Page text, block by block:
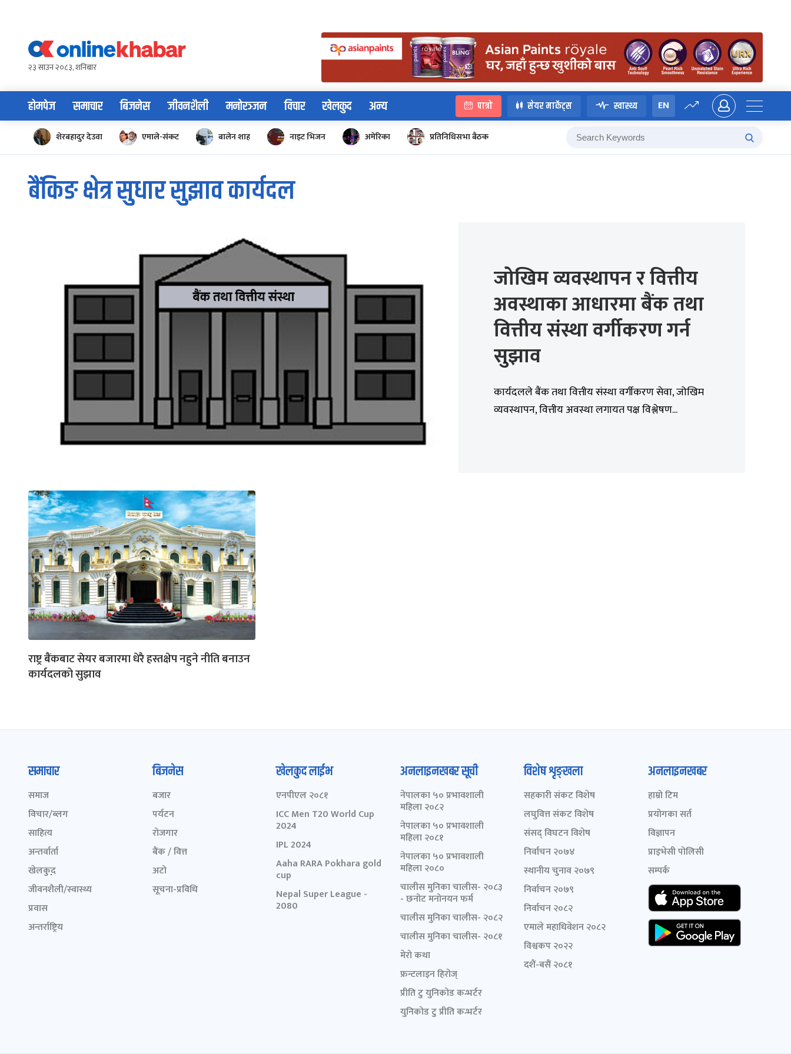
content२३ साउन २०८३, शनिबार
होमपेज समाचार बिजनेस जीवनशैली मनोरञ्जन विचार खेलकुद अन्य पात्रो सेयर मार्केट्स स्वास्थ्य EN
शेरबहादुर देउवा एमाले-संकट बालेन शाह नाइट भिजन अमेरिका प्रतिनिधिसभा बैठक
बैंकिङ क्षेत्र सुधार सुझाव कार्यदल
जोखिम व्यवस्थापन र वित्तीय
अवस्थाका आधारमा बैंक तथा
वित्तीय संस्था वर्गीकरण गर्न
सुझाव
कार्यदलले बैंक तथा वित्तीय संस्था वर्गीकरण सेवा, जोखिम
व्यवस्थापन, वित्तीय अवस्था लगायत पक्ष विश्लेषण...
राष्ट्र बैंकबाट सेयर बजारमा धेरै हस्तक्षेप नहुने नीति बनाउन
कार्यदलको सुझाव
समाचार
समाज
विचार/ब्लग
साहित्य
अन्तर्वार्ता
खेलकुद़़
जीवनशैली/स्वास्थ्य
प्रवास
अन्तर्राष्ट्रिय
बिजनेस
बजार
पर्यटन
रोजगार
बैंक / वित्त
अटो
सूचना-प्रविधि
खेलकुद लाईभ
एनपीएल २०८१
ICC Men T20 World Cup
2024
IPL 2024
Aaha RARA Pokhara gold
cup
Nepal Super League -
2080
अनलाइनखबर सूची
नेपालका ५० प्रभावशाली
महिला २०८२
नेपालका ५० प्रभावशाली
महिला २०८१
नेपालका ५० प्रभावशाली
महिला २०८०
चालीस मुनिका चालीस- २०८३
- छनोट मनोनयन फर्म
चालीस मुनिका चालीस- २०८२
चालीस मुनिका चालीस- २०८१
मेरो कथा
फ्रन्टलाइन हिरोज्
प्रीति टु युनिकोड कन्भर्टर
युनिकोड टु प्रीति कन्भर्टर
विशेष शृङ्खला
सहकारी संकट विशेष
लघुवित्त संकट विशेष
संसद् विघटन विशेष
निर्वाचन २०७४
स्थानीय चुनाव २०७९
निर्वाचन २०७९
निर्वाचन २०८२
एमाले महाधिवेशन २०८२
विश्वकप २०२२
दशैं-बसैं २०८१
अनलाइनखबर
हाम्रो टिम
प्रयोगका सर्त
विज्ञापन
प्राइभेसी पोलिसी
सम्पर्क